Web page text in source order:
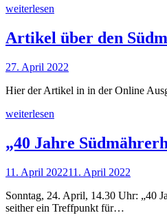
weiterlesen
Artikel über den
27. April 2022
Hier der Artikel in in der Online
weiterlesen
„40 Jahre
11. April 202211. April 2022
Sonntag, 24. April, 14.30 Uhr: „40
seither ein Treffpunkt für…